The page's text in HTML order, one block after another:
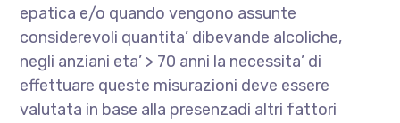
epatica e/o quando vengono assunte
considerevoli quantita’ dibevande alcoliche,
negli anziani eta’ > 70 anni la necessita’ di
effettuare queste misurazioni deve essere
valutata in base alla presenzadi altri fattori